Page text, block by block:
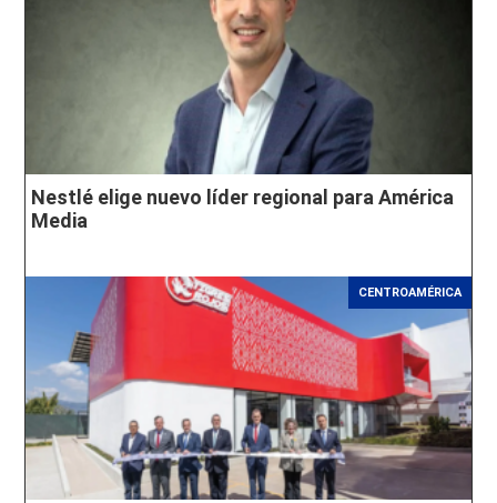
Nestlé elige nuevo líder regional para América
Media
CENTROAMÉRICA